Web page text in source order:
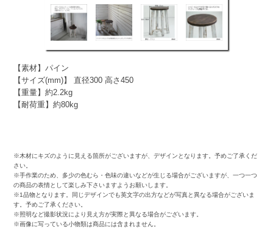
【素材】パイン
【サイズ(mm)】 直径300 高さ450
【重量】約2.2kg
【耐荷重】約80kg
※木材にキズのように見える箇所がございますが、デザインとなります。予めご了承くだ
さい。
※手作業のため、多少の色むら・色味の違いなどが生じる場合がございますが、一つ一つ
の商品の表情として楽しみ下さいますようお願いします。
※1品物となります。同じデザインでも英文字の出方などが写真と異なる場合がございま
す。予めご了承ください。
※照明など撮影状況により見え方が実際と異なる場合がございます。
※画像に写っている小物類は商品には含まれません。